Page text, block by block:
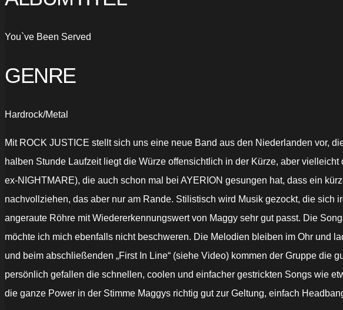
You`ve Been Served
GENRE
Hardrock/Metal
Mit ROCK JUSTICE stellt sich uns eine neue Band aus den Niederlanden vor,
halben Stunde Laufzeit liegt die Würze offensichtlich in der Kürze, aber
ex-NIGHTMARE), die auch schon mal bei AYERION gesungen hat, dass ein
nachvollziehen, das aber nur am Rande. Stilistisch wird Musik gezockt, die
angeraute Röhre mit Wiedererkennungswert von Maggy sehr gut passt. Die
möchte ich mich ebenfalls nicht beschweren. Die Melodien bleiben im Ohr und
und beim abschließenden „First In Line“ (siehe Video) kommen der Gruppe die
persönlich gefallen die schnellen, coolen und einfacher gestrickten Songs wie
die ganze Power in der Stimme Maggys richtig gut zur Geltung, einfach